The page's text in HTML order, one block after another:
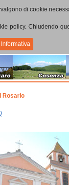
di cookie
policy. Chiudendo
Informativa
Rosario